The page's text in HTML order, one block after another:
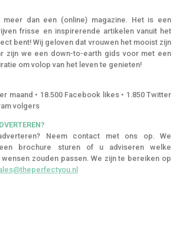
dan een (online) magazine. Het is een
frisse en inspirerende artikelen vanuit het
bent! Wij geloven dat vrouwen het mooist zijn
zijn we een down-to-earth gids voor met een
om volop van het leven te genieten!
maand • 18.500 Facebook likes • 1.850 Twitter
volgers
Neem contact met ons op. We
een brochure sturen of u adviseren welke
zouden passen. We zijn te bereiken op